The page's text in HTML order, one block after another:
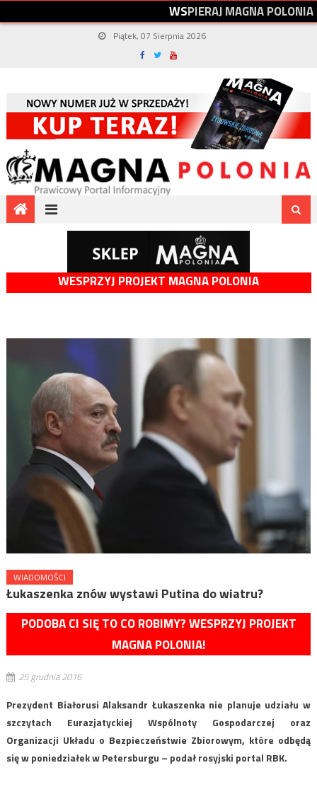
WSPIERAJMAGNAPOLONIA
Piątek, 07 Sierpnia 2026
WESPRZYJ PROJEKT MAGNA POLONIA
WIADOMOŚCI
Łukaszenka znów wystawi Putina do wiatru?
PODOBA CI SIĘ TO CO ROBIMY? WESPRZYJ PROJEKT
MAGNA POLONIA!
25 grudnia 2016
Prezydent Białorusi Alaksandr Łukaszenka nie planuje udziału w
szczytach Eurazjatyckiej Wspólnoty Gospodarczej oraz
Organizacji Układu o Bezpieczeństwie Zbiorowym, które odbędą
się w poniedziałek w Petersburgu – podał rosyjski portal RBK.